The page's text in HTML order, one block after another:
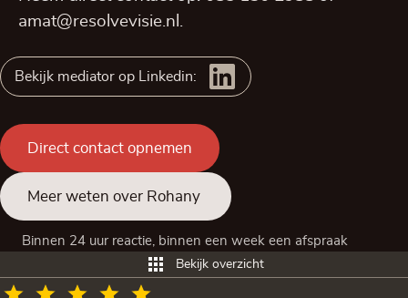
amat@resolvevisie.nl
Bekijk mediator op Linkedin:
Direct contact opnemen
Meer weten over Rohany
Binnen 24 uur reactie, binnen een week een afspraak
Bekijk overzicht